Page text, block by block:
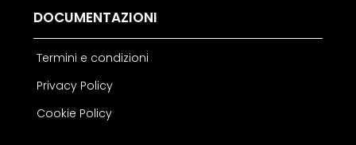
DOCUMENTAZIONI
Termini e condizioni
Privacy Policy
Cookie Policy